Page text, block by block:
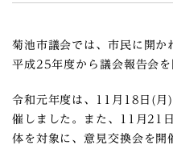
菊池市議会では、市民に開か
平成25年度から議会報告会を
令和元年度は、11月18日(月
催しました。また、11月21
体を対象に、意見交換会を開